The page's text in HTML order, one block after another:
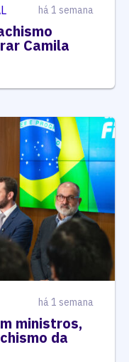
há 1 semana
Camila
há 1 semana
ministros,
da